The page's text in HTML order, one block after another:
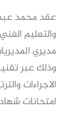
عقد محمد عبد
والتعليم
مديري
وذلك عبر
الاجراءات
امتحانات